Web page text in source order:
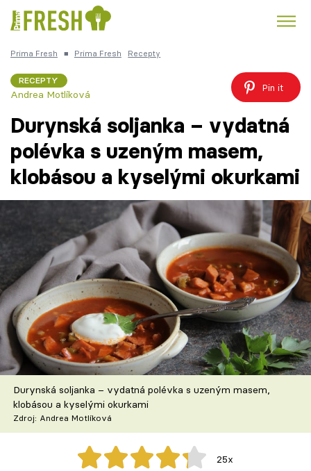
Česká kuchyně
Témata
Recepty
Články
TV Program
Škola vaření
Recepty z TV
Speciál: Cuketa
Těhotnej kuchař
Sledujte prima+
Prima Fresh ■ Prima Fresh Recepty
RECEPTY
Andrea Motlíková
Pin it
Durynská soljanka – vydatná
polévka s uzeným masem,
klobásou a kyselými okurkami
Durynská soljanka – vydatná polévka s uzeným masem,
klobásou a kyselými okurkami
Zdroj: Andrea Motlíková
25x